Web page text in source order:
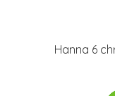
Hanna 6